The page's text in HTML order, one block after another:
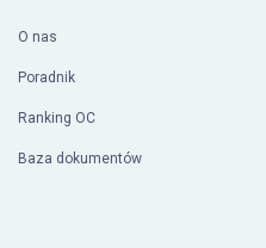
O nas
Poradnik
Ranking OC
Baza dokumentów